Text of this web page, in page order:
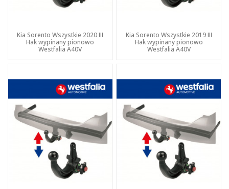
Kia Sorento Wszystkie 2020 III
Hak wypinany pionowo
Westfalia A40V
Kia Sorento Wszystkie 2019 III
Hak wypinany pionowo
Westfalia A40V